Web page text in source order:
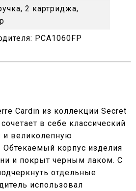
2 картриджа,
PCA1060FP
Cardin из коллекции Secret
в себе классический
и великолепную
Обтекаемый корпус изделия
и покрыт черным лаком. С
отдельные
использовал